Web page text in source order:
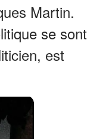
Martin.
se sont
est